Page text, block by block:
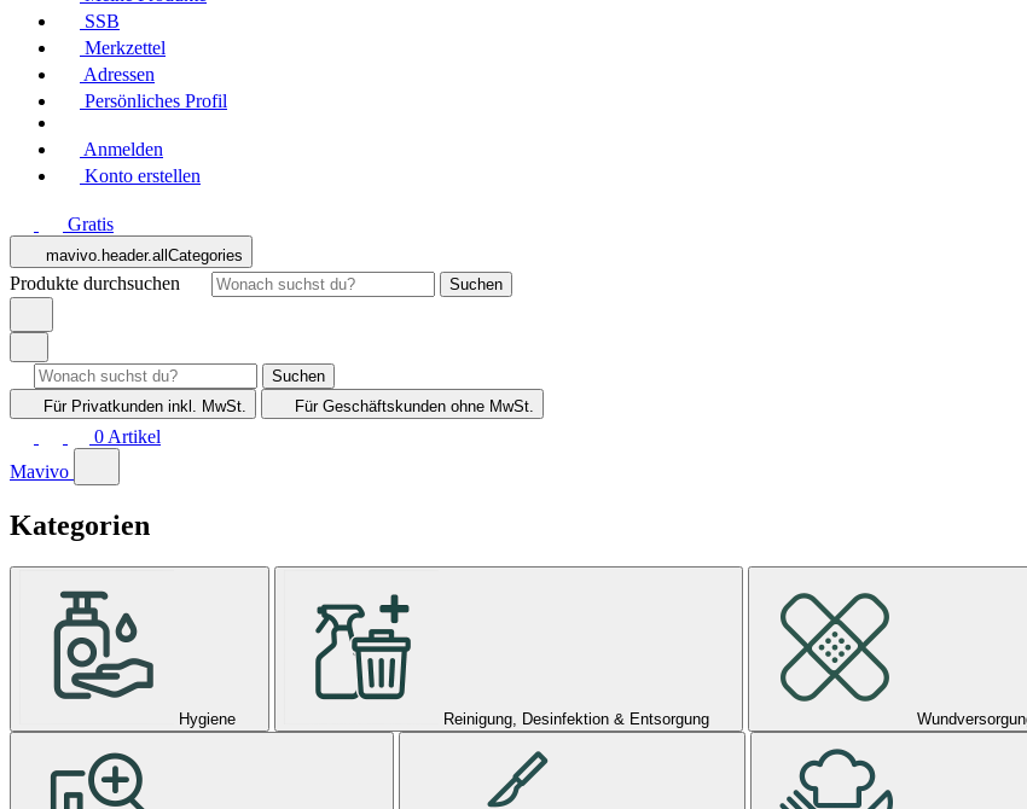
SSB
Merkzettel
Adressen
Persönliches Profil
Anmelden
Konto erstellen
Gratis
mavivo.header.allCategories
Produkte durchsuchen Suchen
Suchen
Für Privatkunden inkl. MwSt. Für Geschäftskunden ohne MwSt.
0 Artikel
Mavivo
Kategorien
Hygiene Reinigung, Desinfektion & Entsorgung